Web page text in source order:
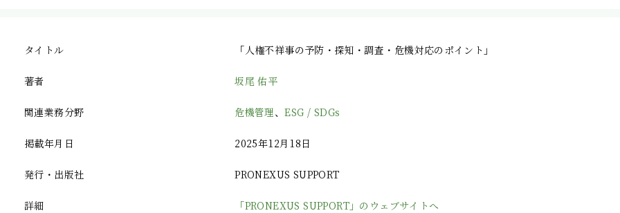
タイトル 「人権不祥事の予防・探知・調査・危機対応のポイント」
著者 坂尾 佑平
関連業務分野 危機管理、ESG / SDGs
掲載年月日 2025年12月18日
発行・出版社 PRONEXUS SUPPORT
詳細 「PRONEXUS SUPPORT」のウェブサイトへ